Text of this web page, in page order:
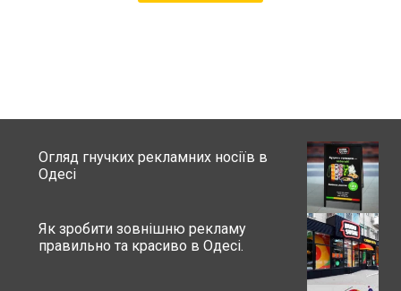
Огляд гнучких рекламних носіїв в
Одесі
Як зробити зовнішню рекламу
правильно та красиво в Одесі.